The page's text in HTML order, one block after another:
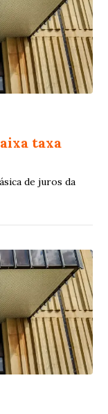
taxa
de juros da